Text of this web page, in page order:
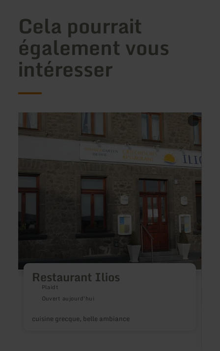
Cela pourrait
également vous
intéresser
Restaurant Ilios
Plaidt
Ouvert aujourd'hui
cuisine grecque, belle ambiance
plus
en